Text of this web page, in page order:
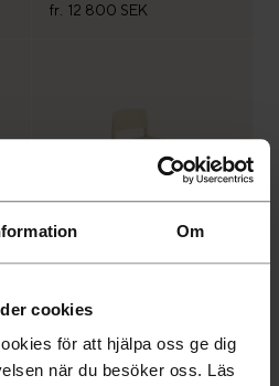
Om
cookies
för att hjälpa oss ge dig
när du besöker oss. Läs
fr. 12 800 SEK
Grace barstol H 79